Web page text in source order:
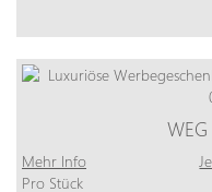
Mehr Info
Pro Stück